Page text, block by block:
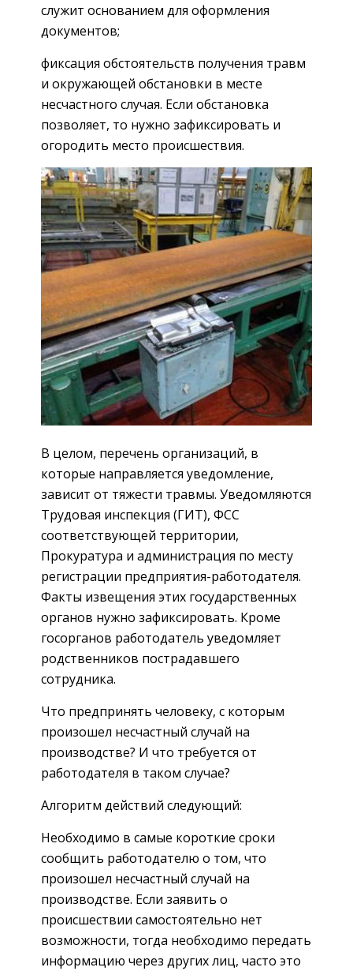
служит основанием для оформления
документов;
фиксация обстоятельств получения травм
и окружающей обстановки в месте
несчастного случая. Если обстановка
позволяет, то нужно зафиксировать и
огородить место происшествия.
В целом, перечень организаций, в
которые направляется уведомление,
зависит от тяжести травмы. Уведомляются
Трудовая инспекция (ГИТ), ФСС
соответствующей территории,
Прокуратура и администрация по месту
регистрации предприятия-работодателя.
Факты извещения этих государственных
органов нужно зафиксировать. Кроме
госорганов работодатель уведомляет
родственников пострадавшего
сотрудника.
Что предпринять человеку, с которым
произошел несчастный случай на
производстве? И что требуется от
работодателя в таком случае?
Алгоритм действий следующий:
Необходимо в самые короткие сроки
сообщить работодателю о том, что
произошел несчастный случай на
производстве. Если заявить о
происшествии самостоятельно нет
возможности, тогда необходимо передать
информацию через других лиц, часто это